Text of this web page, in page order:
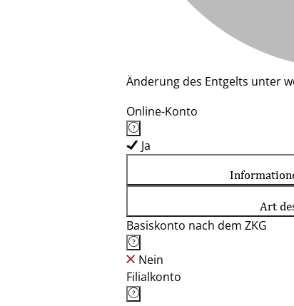
Änderung des Entgelts unter
Online-Konto
Ja
Art
Basiskonto nach dem ZKG
Nein
Filialkonto